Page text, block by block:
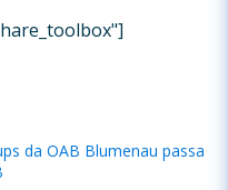
da OAB Blumenau passa